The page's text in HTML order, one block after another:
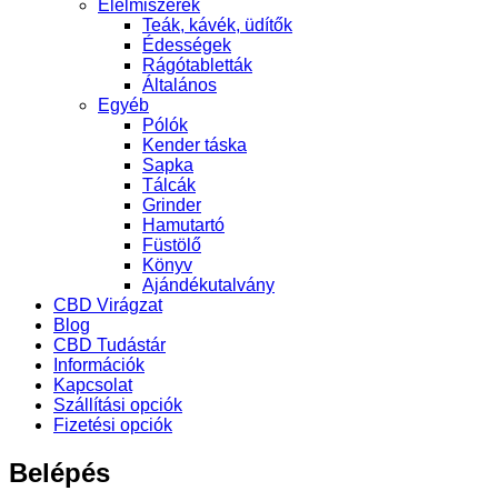
Élelmiszerek
Teák, kávék, üdítők
Édességek
Rágótabletták
Általános
Egyéb
Pólók
Kender táska
Sapka
Tálcák
Grinder
Hamutartó
Füstölő
Könyv
Ajándékutalvány
CBD Virágzat
Blog
CBD Tudástár
Információk
Kapcsolat
Szállítási opciók
Fizetési opciók
Belépés